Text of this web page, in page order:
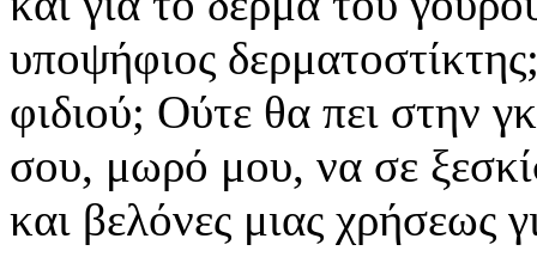
υποψήφιος
φιδιού; Ούτε θα πει στην
σου, μωρό μου, να σε
και βελόνες μιας χρήσεως